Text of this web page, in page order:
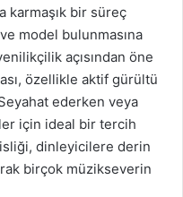
karmaşık bir süreç
model bulunmasına
açısından öne
özellikle aktif gürültü
ederken veya
için ideal bir tercih
dinleyicilere derin
birçok müzikseverin